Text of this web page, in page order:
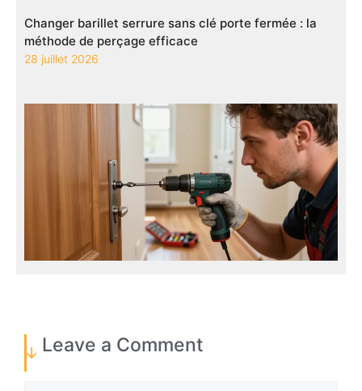
Changer barillet serrure sans clé porte fermée : la
méthode de perçage efficace
28 juillet 2026
Leave a Comment